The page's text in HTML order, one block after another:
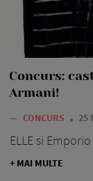
Concurs:
Armani!
— CONCURS 25
ELLE si
+ MAI MULTE